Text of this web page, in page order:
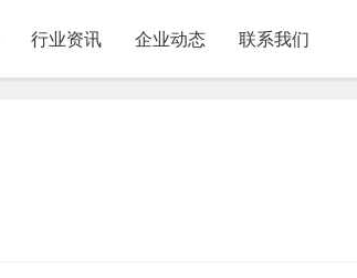
行业资讯 企业动态 联系我们